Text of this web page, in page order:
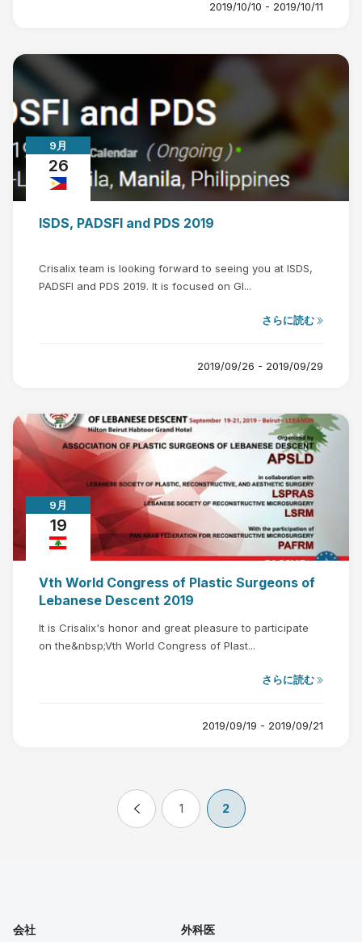
2019/10/10 - 2019/10/11
9月
26
ISDS, PADSFI and PDS 2019
Crisalix team is looking forward to seeing you at ISDS,
PADSFI and PDS 2019. It is focused on Gl...
さらに読む
2019/09/26 - 2019/09/29
9月
19
Vth World Congress of Plastic Surgeons of
Lebanese Descent 2019
It is Crisalix's honor and great pleasure to participate
on the&nbsp;Vth World Congress of Plast...
さらに読む
2019/09/19 - 2019/09/21
1 2
会社
外科医